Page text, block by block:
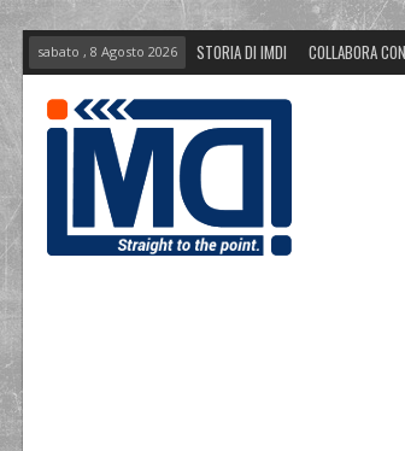
sabato , 8 Agosto 2026 STORIA DI IMDI COLLABORA